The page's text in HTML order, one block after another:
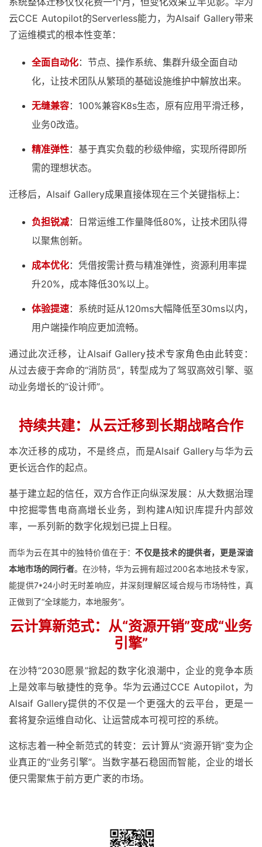
云CCE Autopilot的Serverless能力，为Alsaif Gallery带来
了运维模式的根本性变革：
全面自动化：节点、操作系统、集群升级全面自动
化，让技术团队从繁琐的基础设施维护中解放出来。
无缝兼容：100%兼容K8s生态，原有应用平滑迁移，
业务0改造。
精准弹性：基于真实负载的秒级伸缩，实现所得即所
需的理想状态。
迁移后，Alsaif Gallery成果直接体现在三个关键指标上：
负担锐减：日常运维工作量降低80%，让技术团队得
以聚焦创新。
成本优化：凭借按需计费与精准弹性，资源利用率提
升20%，成本降低30%以上。
体验提速：系统时延从120ms大幅降低至30ms以内，
用户端操作响应更加流畅。
通过此次迁移，让Alsaif Gallery技术专家角色由此转变：
从过去疲于奔命的“消防员”，转型成为了驾驭高效引擎、驱
动业务增长的“设计师”。
持续共建：从云迁移到长期战略合作
本次迁移的成功，不是终点，而是Alsaif Gallery与华为云
更长远合作的起点。
基于建立起的信任，双方合作正向纵深发展：从大数据治理
中挖掘零售电商高增长业务，到构建AI知识库提升内部效
率，一系列新的数字化规划已提上日程。
而华为云在其中的独特价值在于：不仅是技术的提供者，更是深谙
本地市场的同行者。 在沙特，华为云拥有超过200名本地技术专家，
能提供7*24小时无时差响应，并深刻理解区域合规与市场特性，真
正做到了“全球能力，本地服务”。
云计算新范式： 从“资源开销”变成“业务
引擎”
在沙特“2030愿景”掀起的数字化浪潮中，企业的竞争本质
上是效率与敏捷性的竞争。华为云通过CCE Autopilot，为
Alsaif Gallery提供的不仅是一个更强大的云平台，更是一
套将复杂运维自动化、让运营成本可视可控的系统。
这标志着一种全新范式的转变：云计算从“资源开销”变为企
业真正的“业务引擎”。当数字基石稳固而智能，企业的增长
便只需聚焦于前方更广袤的市场。